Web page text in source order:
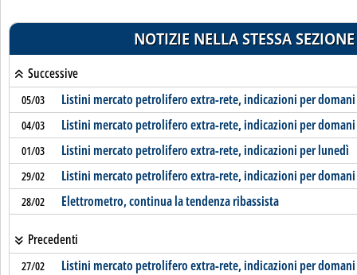
NOTIZIE NELLA STESSA SEZIONE
Successive
05/03 Listini mercato petrolifero extra-rete, indicazioni per domani
04/03 Listini mercato petrolifero extra-rete, indicazioni per domani
01/03 Listini mercato petrolifero extra-rete, indicazioni per lunedì
29/02 Listini mercato petrolifero extra-rete, indicazioni per domani
28/02 Elettrometro, continua la tendenza ribassista
Precedenti
27/02 Listini mercato petrolifero extra-rete, indicazioni per domani